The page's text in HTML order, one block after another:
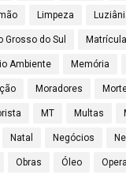
Limpeza
Grosso do Sul
Ambiente Memória
Moradores
MT Multas
Natal Negócios
Obras Óleo